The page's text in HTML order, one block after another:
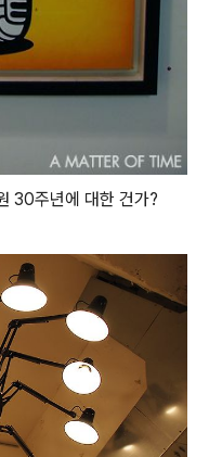
30주년에 대한 건가?